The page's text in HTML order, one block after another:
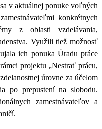
v aktuálnej ponuke voľných
konkrétnych
z oblasti vzdelávania,
Využili tiež možnosť
ich ponuka Úradu práce
projektu „Nestrať prácu,
úrovne za účelom
po prepustení na slobodu.
zamestnávateľov a